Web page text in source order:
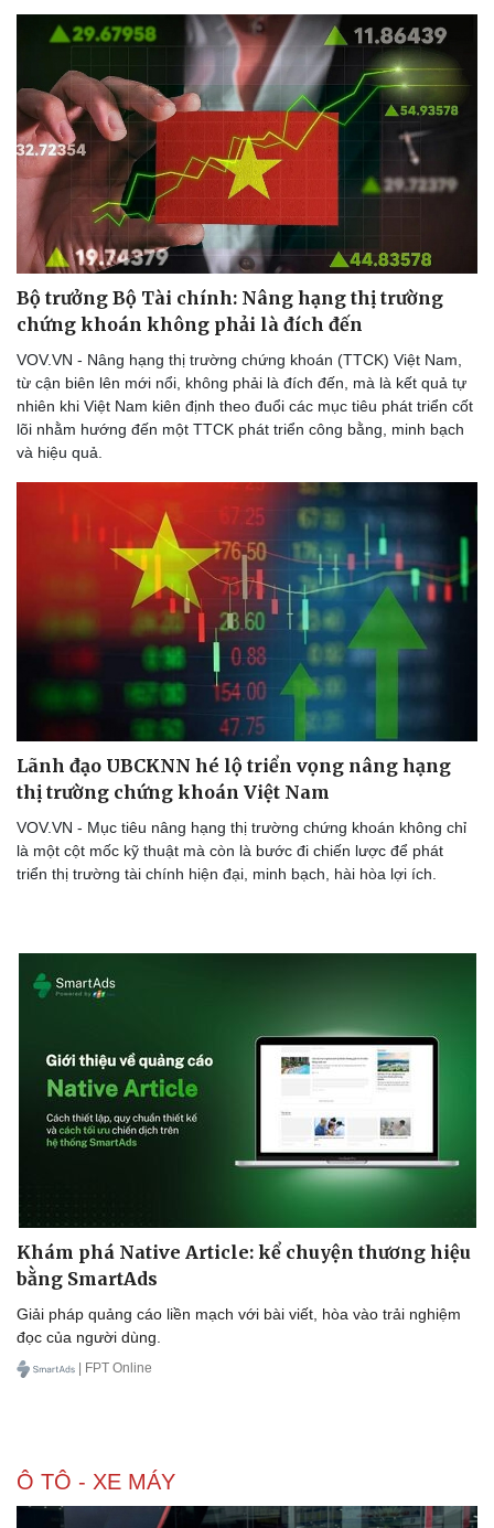
Doanh nghiệp
Thông tin doanh nghiệp
Doanh nghiệp 24h
Doanh nhân
Vì cộng đồng
Công nghệ
Sành điệu
Tin Công nghệ
Trải nghiệm
Chuyển đổi số
Bộ trưởng Bộ Tài chính: Nâng hạng thị trường
chứng khoán không phải là đích đến
VOV.VN - Nâng hạng thị trường chứng khoán (TTCK) Việt Nam,
từ cận biên lên mới nổi, không phải là đích đến, mà là kết quả tự
nhiên khi Việt Nam kiên định theo đuổi các mục tiêu phát triển cốt
lõi nhằm hướng đến một TTCK phát triển công bằng, minh bạch
và hiệu quả.
Lãnh đạo UBCKNN hé lộ triển vọng nâng hạng
thị trường chứng khoán Việt Nam
VOV.VN - Mục tiêu nâng hạng thị trường chứng khoán không chỉ
là một cột mốc kỹ thuật mà còn là bước đi chiến lược để phát
triển thị trường tài chính hiện đại, minh bạch, hài hòa lợi ích.
Khám phá Native Article: kể chuyện thương hiệu
bằng SmartAds
Giải pháp quảng cáo liền mạch với bài viết, hòa vào trải nghiệm
đọc của người dùng.
| FPT Online
Ô TÔ - XE MÁY